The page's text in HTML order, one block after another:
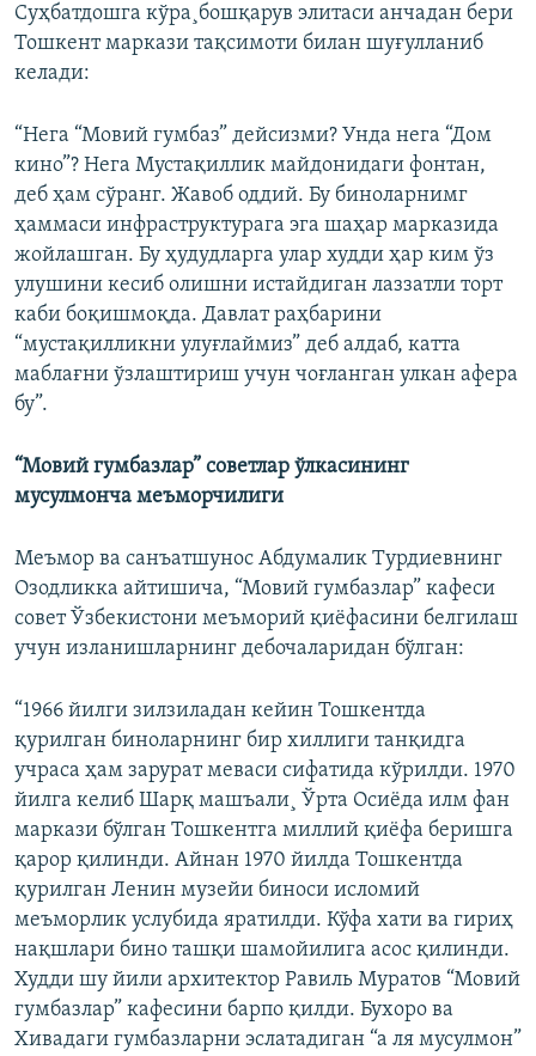
Суҳбатдошга кўра¸бошқарув элитаси анчадан бери
Тошкент маркази тақсимоти билан шуғулланиб
келади:
“Нега “Мовий гумбаз” дейсизми? Унда нега “Дом
кино”? Нега Мустақиллик майдонидаги фонтан,
деб ҳам сўранг. Жавоб оддий. Бу биноларнимг
ҳаммаси инфраструктурага эга шаҳар марказида
жойлашган. Бу ҳудудларга улар худди ҳар ким ўз
улушини кесиб олишни истайдиган лаззатли торт
каби боқишмоқда. Давлат раҳбарини
“мустақилликни улуғлаймиз” деб алдаб, катта
маблағни ўзлаштириш учун чоғланган улкан афера
бу”.
“Мовий гумбазлар” советлар ўлкасининг
мусулмонча меъморчилиги
Меъмор ва санъатшунос Абдумалик Турдиевнинг
Озодликка айтишича, “Мовий гумбазлар” кафеси
совет Ўзбекистони меъморий қиëфасини белгилаш
учун изланишларнинг дебочаларидан бўлган:
“1966 йилги зилзиладан кейин Тошкентда
қурилган биноларнинг бир хиллиги танқидга
учраса ҳам зарурат меваси сифатида кўрилди. 1970
йилга келиб Шарқ машъали¸ Ўрта Осиëда илм фан
маркази бўлган Тошкентга миллий қиëфа беришга
қарор қилинди. Айнан 1970 йилда Тошкентда
қурилган Ленин музейи биноси исломий
меъморлик услубида яратилди. Кўфа хати ва гириҳ
нақшлари бино ташқи шамойилига асос қилинди.
Худди шу йили архитектор Равиль Муратов “Мовий
гумбазлар” кафесини барпо қилди. Бухоро ва
Хивадаги гумбазларни эслатадиган “а ля мусулмон”